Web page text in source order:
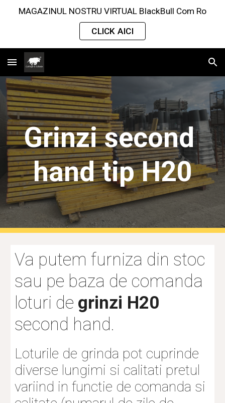
MAGAZINUL NOSTRU VIRTUAL BlackBull Com Ro
CLICK AICI
Grinzi second
hand tip H20
Va putem furniza din stoc
sau pe baza de comanda
loturi de grinzi H20
second hand.
Loturile de grinda pot cuprinde
diverse lungimi si calitati pretul
variind in functie de comanda si